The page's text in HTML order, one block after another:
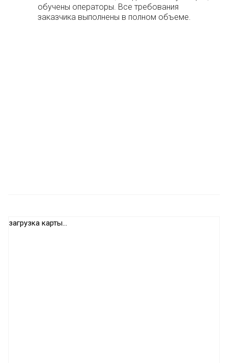
обучены операторы. Все требования
заказчика выполнены в полном объеме.
загрузка карты...